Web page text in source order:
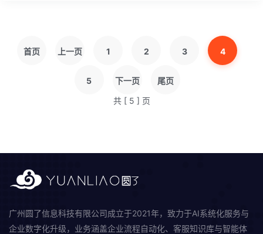
首页 上一页 1 2 3 4
5 下一页
尾页
共 [ 5 ] 页
广州圆了信息科技有限公司成立于2021年，致力于AI系统化服务与
企业数字化升级，业务涵盖企业流程自动化、客服知识库与智能体